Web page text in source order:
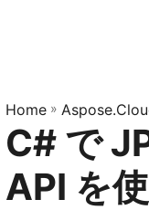
Home »
C# で
API を